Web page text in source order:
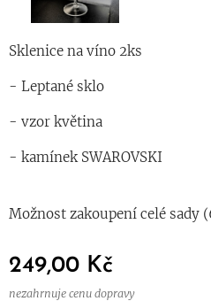
Sklenice na víno 2ks
- Leptané sklo
- vzor květina
- kamínek SWAROVSKI
Možnost zakoupení celé sady
249,00 Kč
nezahrnuje cenu dopravy